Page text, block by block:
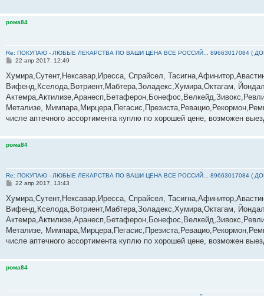
рома84
Re: ПОКУПАЮ - ЛЮБЫЕ ЛЕКАРСТВА ПО ВАШИ ЦЕНА ВСЕ РОССИЙ... 89663017084 (
С
о
б
щ
е
и
е
22 апр 2017, 12:49
Хумира,Сутент,Нексавар,Иресса, Спрайсел,
Вифенд,Кселода,Вотриент,Мабтера,Золадекс,Хумира,Октагам,
Метализе,
числе аптечного ассортимента куплю по хорошей цене, возможен
рома84
Re: ПОКУПАЮ - ЛЮБЫЕ ЛЕКАРСТВА ПО ВАШИ ЦЕНА ВСЕ РОССИЙ... 89663017084 (
С
о
б
щ
е
и
е
22 апр 2017, 13:43
Хумира,Сутент,Нексавар,Иресса, Спрайсел,
Вифенд,Кселода,Вотриент,Мабтера,Золадекс,Хумира,Октагам,
Метализе,
числе аптечного ассортимента куплю по хорошей цене, возможен
рома84